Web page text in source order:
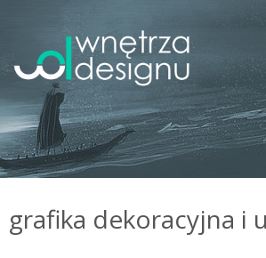
grafika dekoracyjna i